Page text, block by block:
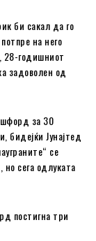
би сакал да го
на него
28-годишниот
задоволен од
за 30
бидејќи Јунајтед
се
сега одлуката
постигна три